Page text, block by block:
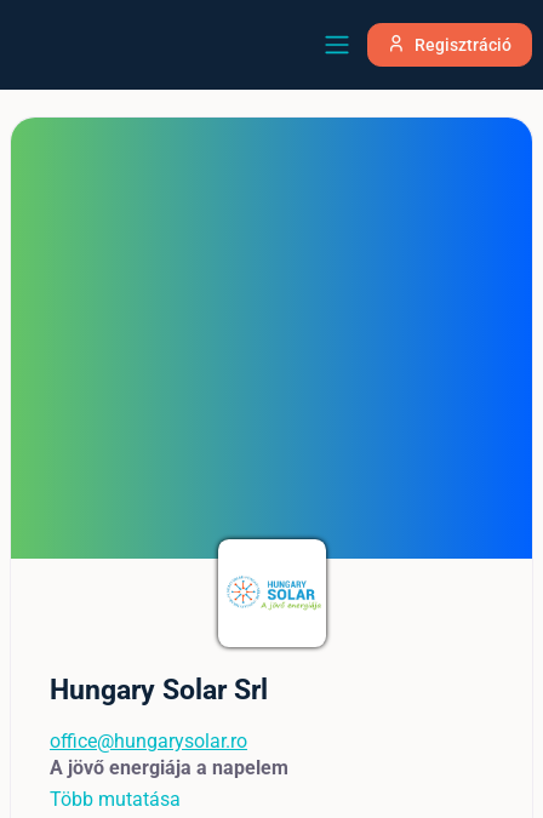
Regisztráció
Hungary Solar Srl
office@hungarysolar.ro
A jövő energiája a napelem
Több mutatása